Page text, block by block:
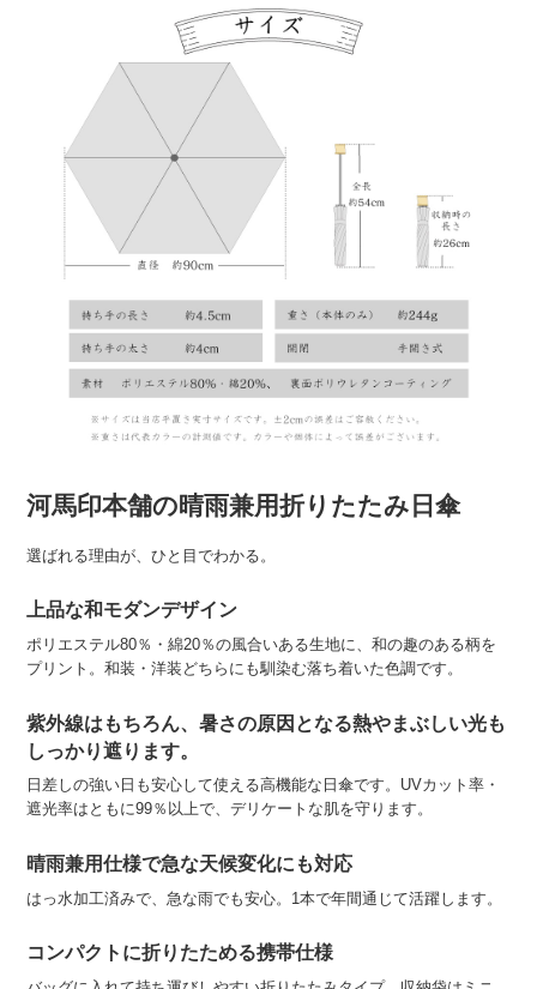
河馬印本舗の晴雨兼用折りたたみ日傘
選ばれる理由が、ひと目でわかる。
上品な和モダンデザイン
ポリエステル80％・綿20％の風合いある生地に、和の趣のある柄を
プリント。和装・洋装どちらにも馴染む落ち着いた色調です。
紫外線はもちろん、暑さの原因となる熱やまぶしい光も
しっかり遮ります。
日差しの強い日も安心して使える高機能な日傘です。UVカット率・
遮光率はともに99％以上で、デリケートな肌を守ります。
晴雨兼用仕様で急な天候変化にも対応
はっ水加工済みで、急な雨でも安心。1本で年間通じて活躍します。
コンパクトに折りたためる携帯仕様